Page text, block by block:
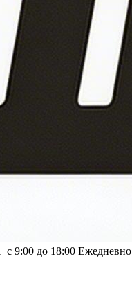
с 9:00 до 18:00 Ежедневно